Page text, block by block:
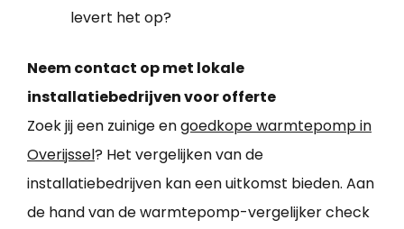
levert het op?
Neem contact op met lokale
installatiebedrijven voor offerte
Zoek jij een zuinige engoedkope warmtepomp in
Overijssel? Het vergelijken van de
installatiebedrijven kan een uitkomst bieden. Aan
de hand van de warmtepomp-vergelijker check